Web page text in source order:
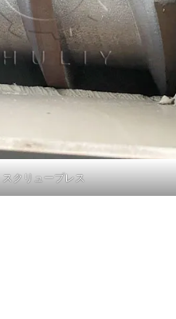
スクリュープレス